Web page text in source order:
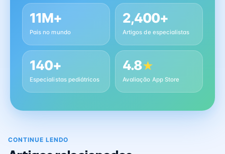
11M+
Pais no mundo
2,400+
Artigos de especialistas
140+
Especialistas pediátricos
4.8★
Avaliação App Store
CONTINUE LENDO